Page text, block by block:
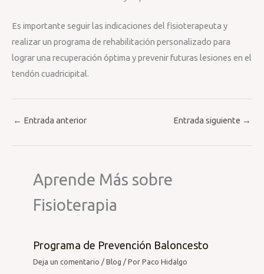
Es importante seguir las indicaciones del fisioterapeuta y
realizar un programa de rehabilitación personalizado para
lograr una recuperación óptima y prevenir futuras lesiones en el
tendón cuadricipital.
← Entrada anterior Entrada siguiente →
Aprende Más sobre
Fisioterapia
Programa de Prevención Baloncesto
Deja un comentario /Blog / PorPaco Hidalgo